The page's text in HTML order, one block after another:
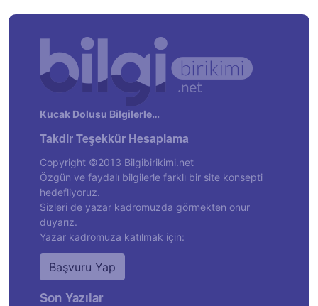
Kucak Dolusu Bilgilerle…
Takdir Teşekkür Hesaplama
Copyright ©2013 Bilgibirikimi.net
Özgün ve faydalı bilgilerle farklı bir site konsepti
hedefliyoruz.
Sizleri de yazar kadromuzda görmekten onur
duyarız.
Yazar kadromuza katılmak için:
Başvuru Yap
Son Yazılar